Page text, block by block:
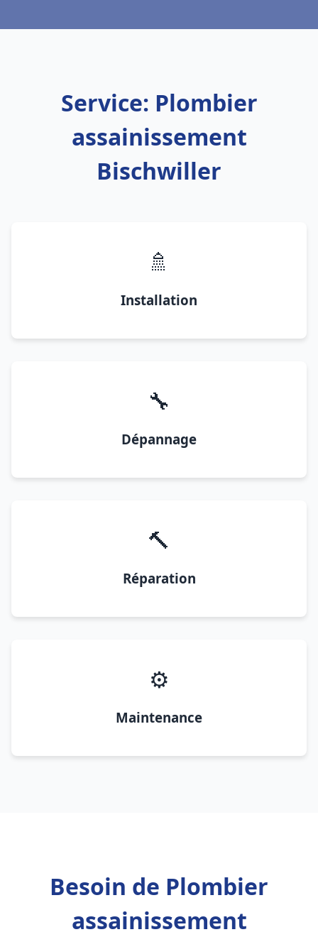
Service: Plombier
assainissement
Bischwiller
🚿
Installation
🔧
Dépannage
🔨
Réparation
⚙️
Maintenance
Besoin de Plombier
assainissement